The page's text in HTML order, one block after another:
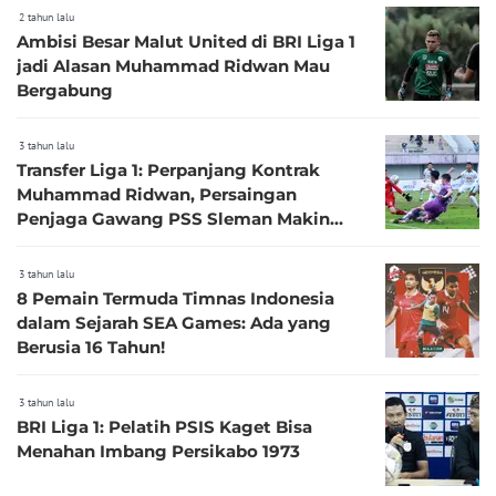
2 tahun lalu
Ambisi Besar Malut United di BRI Liga 1
jadi Alasan Muhammad Ridwan Mau
Bergabung
3 tahun lalu
Transfer Liga 1: Perpanjang Kontrak
Muhammad Ridwan, Persaingan
Penjaga Gawang PSS Sleman Makin
3 tahun lalu
8 Pemain Termuda Timnas Indonesia
dalam Sejarah SEA Games: Ada yang
Berusia 16 Tahun!
3 tahun lalu
BRI Liga 1: Pelatih PSIS Kaget Bisa
Menahan Imbang Persikabo 1973